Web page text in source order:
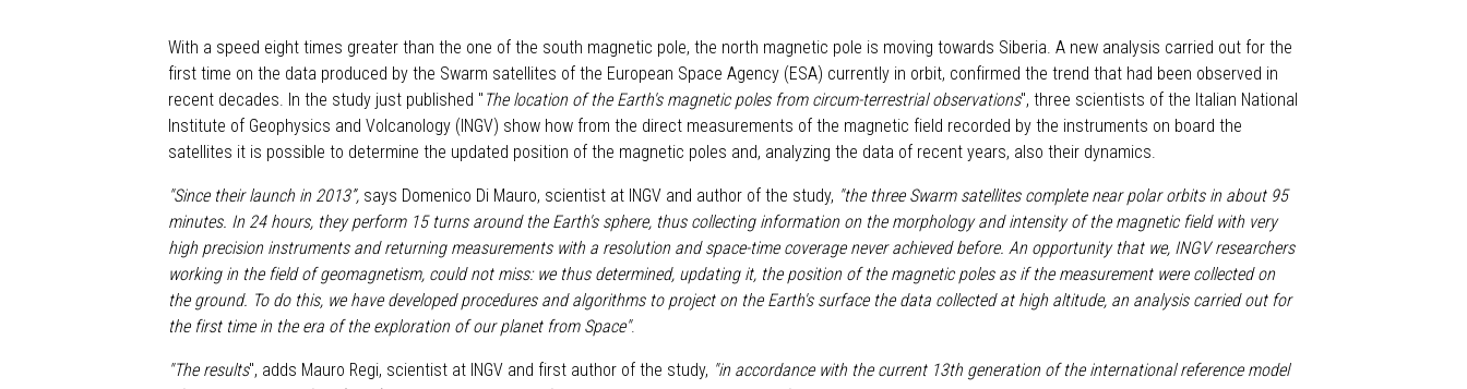
With a speed eight times greater than the one of the south magnetic pole, the north magnetic pole is moving towards Siberia. A new analysis carried out for the
first time on the data produced by the Swarm satellites of the European Space Agency (ESA) currently in orbit, confirmed the trend that had been observed in
recent decades. In the study just published " The location of the Earth's magnetic poles from circum-terrestrial observations", three scientists of the Italian National
Institute of Geophysics and Volcanology (INGV) show how from the direct measurements of the magnetic field recorded by the instruments on board the
satellites it is possible to determine the updated position of the magnetic poles and, analyzing the data of recent years, also their dynamics.
"Since their launch in 2013”, says Domenico Di Mauro, scientist at INGV and author of the study, "the three Swarm satellites complete near polar orbits in about 95
minutes. In 24 hours, they perform 15 turns around the Earth's sphere, thus collecting information on the morphology and intensity of the magnetic field with very
high precision instruments and returning measurements with a resolution and space-time coverage never achieved before. An opportunity that we, INGV researchers
working in the field of geomagnetism, could not miss: we thus determined, updating it, the position of the magnetic poles as if the measurement were collected on
the ground. To do this, we have developed procedures and algorithms to project on the Earth's surface the data collected at high altitude, an analysis carried out for
the first time in the era of the exploration of our planet from Space".
"The results", adds Mauro Regi, scientist at INGV and first author of the study, "in accordance with the current 13th generation of the international reference model